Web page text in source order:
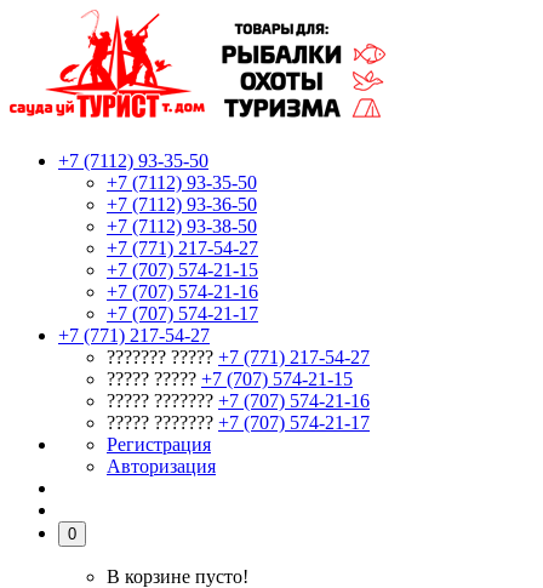
+7 (7112) 93-35-50
+7 (7112) 93-35-50
+7 (7112) 93-36-50
+7 (7112) 93-38-50
+7 (771) 217-54-27
+7 (707) 574-21-15
+7 (707) 574-21-16
+7 (707) 574-21-17
+7 (771) 217-54-27
??????? ????? +7 (771) 217-54-27
????? ????? +7 (707) 574-21-15
????? ??????? +7 (707) 574-21-16
????? ??????? +7 (707) 574-21-17
Регистрация
Авторизация
0
В корзине пусто!